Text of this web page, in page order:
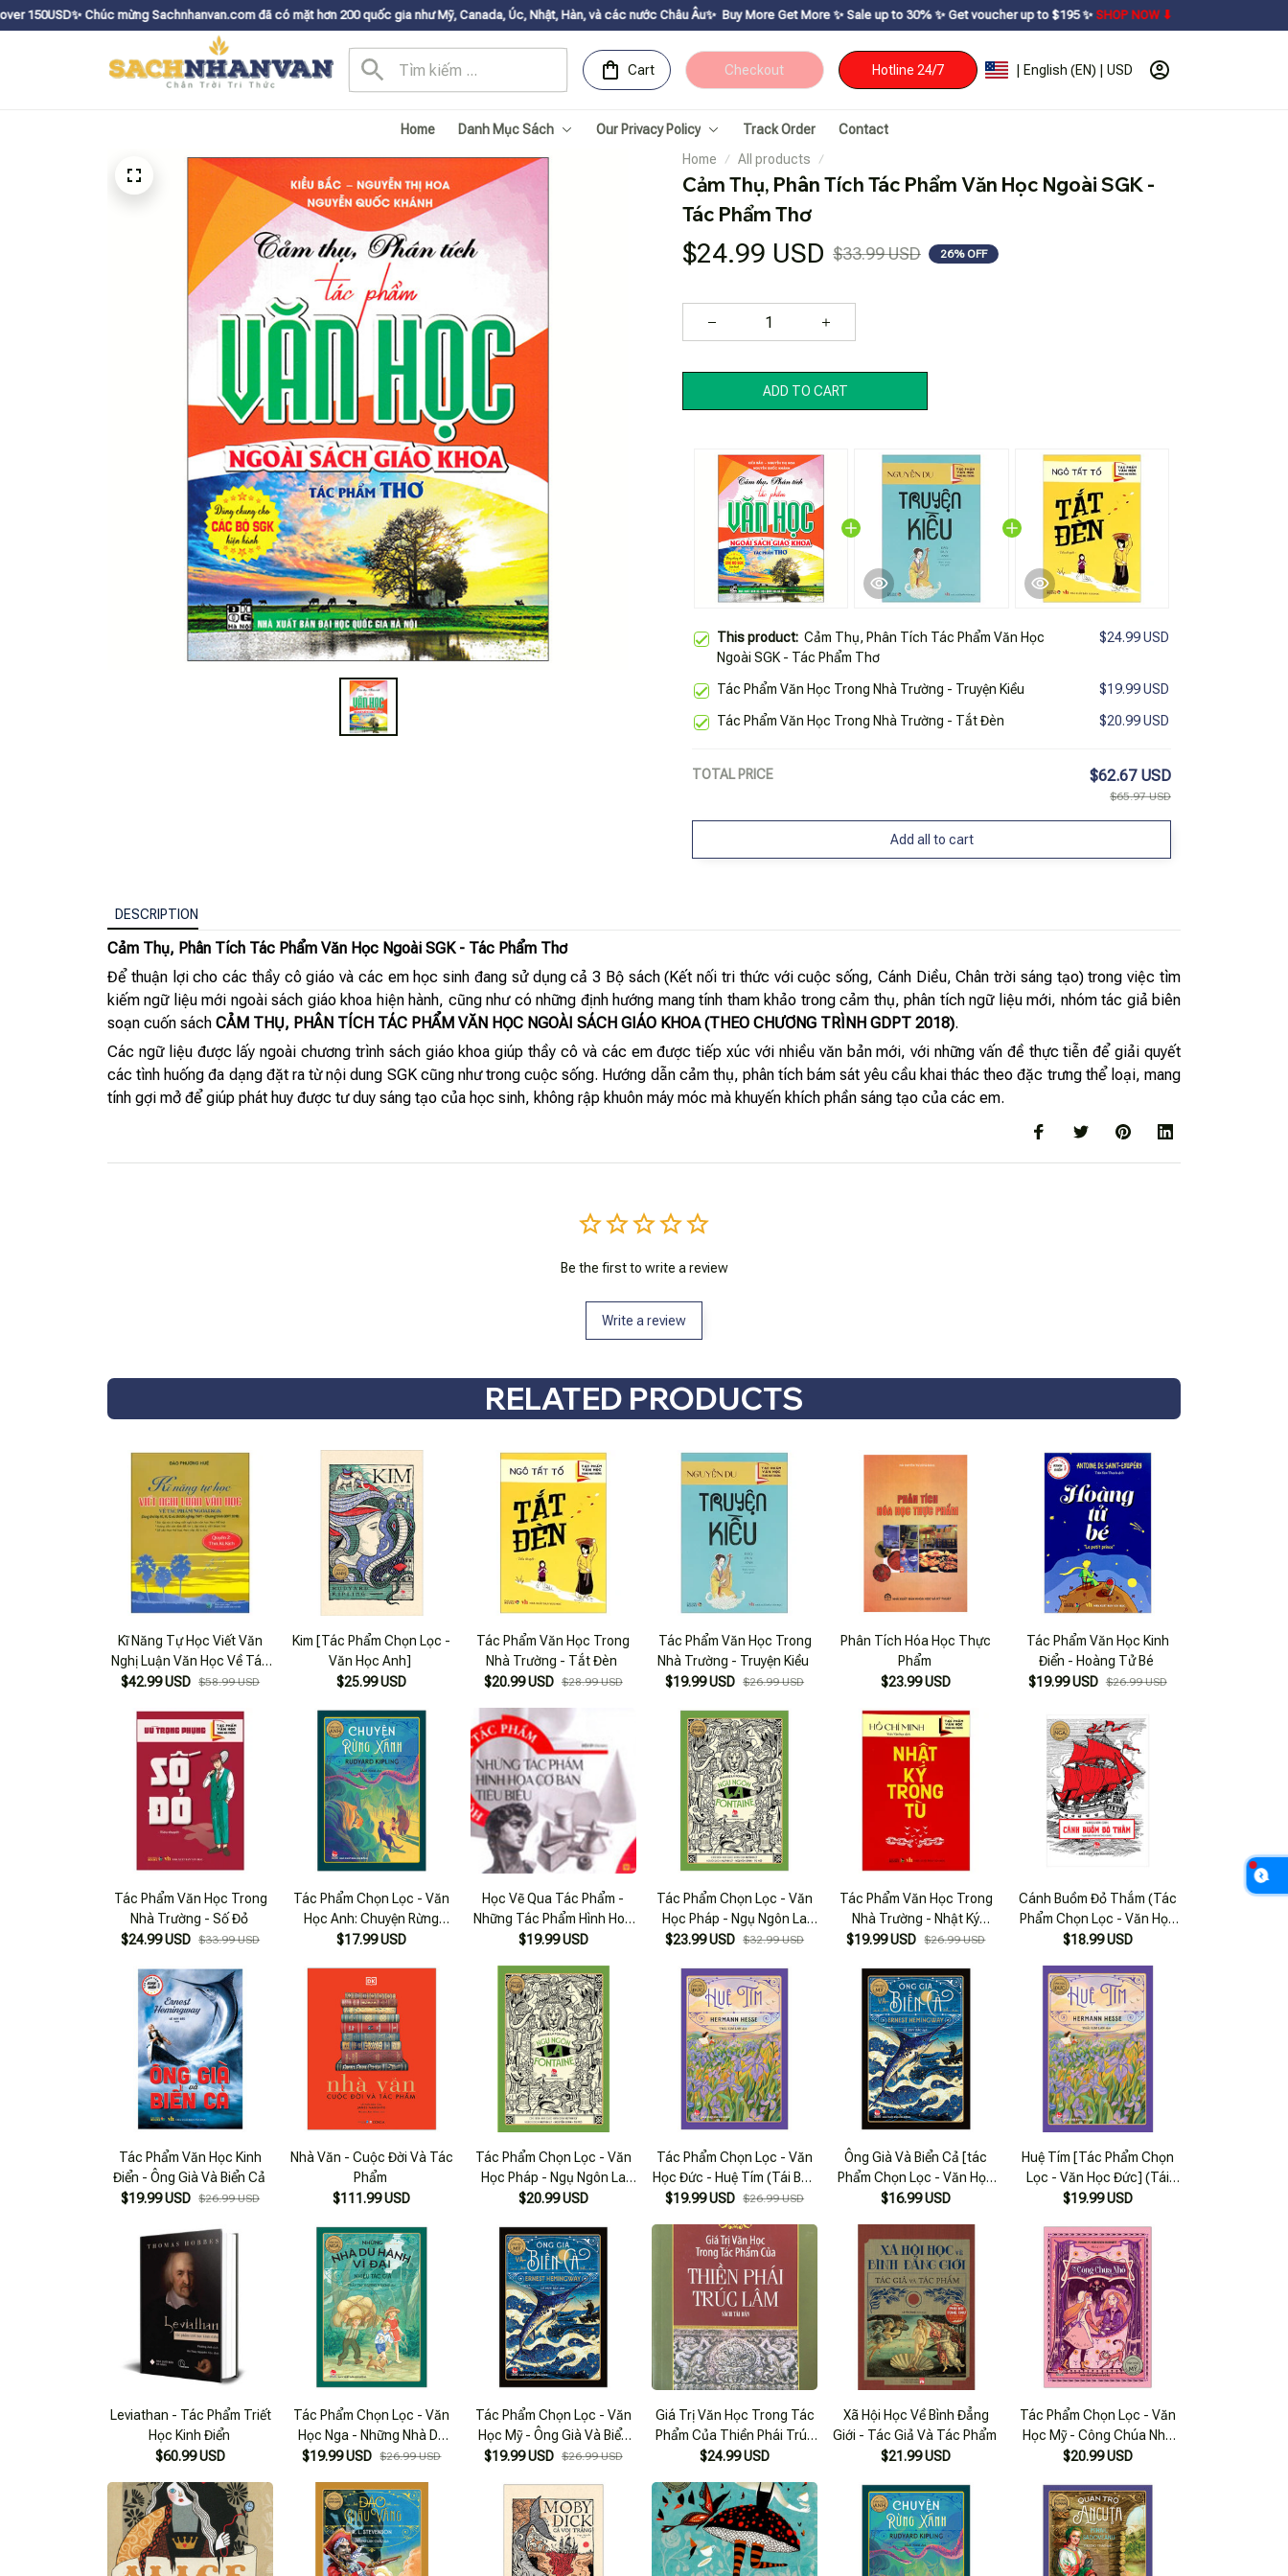
mừng Sachnhanvan.com đã có mặt hơn 200 quốc gia như Mỹ, Canada, Úc, Nhật, Hàn, và các nước Châu Âu✨ Buy More Get Moreㅤ ✨ㅤ Sale up to 30% ㅤ✨ㅤ Get voucher up to $195ㅤ ✨ㅤSHOP NOW ⬇
Cart Checkout Hotline 24/7 | English (EN) | USD
Home Danh Mục Sách Our Privacy Policy Track Order
Contact
Home
All products
Cảm Thụ, Phân Tích Tác Phẩm Văn Học Ngoài SGK -
Tác Phẩm Thơ
$24.99 USD $33.99 USD 26% OFF
ADD TO CART
This product: Cảm Thụ, Phân Tích Tác Phẩm Văn Học
Ngoài SGK - Tác Phẩm Thơ
$24.99 USD
Tác Phẩm Văn Học Trong Nhà Trường - Truyện Kiều $19.99 USD
Tác Phẩm Văn Học Trong Nhà Trường - Tắt Đèn $20.99 USD
TOTAL PRICE $62.67 USD
$65.97 USD
Add all to cart
DESCRIPTION
Cảm Thụ, Phân Tích Tác Phẩm Văn Học Ngoài SGK - Tác Phẩm Thơ
Để thuận lợi cho các thầy cô giáo và các em học sinh đang sử dụng cả 3 Bộ sách (Kết nối tri thức với cuộc sống, Cánh Diều, Chân trời sáng tạo) trong việc tìm
kiếm ngữ liệu mới ngoài sách giáo khoa hiện hành, cũng như có những định hướng mang tính tham khảo trong cảm thụ, phân tích ngữ liệu mới, nhóm tác giả biên
soạn cuốn sách CẢM THỤ, PHÂN TÍCH TÁC PHẨM VĂN HỌC NGOÀI SÁCH GIÁO KHOA (THEO CHƯƠNG TRÌNH GDPT 2018).
Các ngữ liệu được lấy ngoài chương trình sách giáo khoa giúp thầy cô và các em được tiếp xúc với nhiều văn bản mới, với những vấn đề thực tiễn để giải quyết
các tình huống đa dạng đặt ra từ nội dung SGK cũng như trong cuộc sống. Hướng dẫn cảm thụ, phân tích bám sát yêu cầu khai thác theo đặc trưng thể loại, mang
tính gợi mở để giúp phát huy được tư duy sáng tạo của học sinh, không rập khuôn máy móc mà khuyến khích phần sáng tạo của các em.
Be the first to write a review
Write a review
RELATED PRODUCTS
Kĩ Năng Tự Học Viết Văn
Nghị Luận Văn Học Về Tác
Phẩm Ngoài SGK - Quyển 2
$42.99 USD $58.99 USD
Kim [Tác Phẩm Chọn Lọc -
Văn Học Anh]
$25.99 USD
Tác Phẩm Văn Học Trong
Nhà Trường - Tắt Đèn
$20.99 USD $28.99 USD
Tác Phẩm Văn Học Trong
Nhà Trường - Truyện Kiều
$19.99 USD $26.99 USD
Phân Tích Hóa Học Thực
Phẩm
$23.99 USD
Tác Phẩm Văn Học Kinh
Điển - Hoàng Tử Bé
$19.99 USD $26.99 USD
Tác Phẩm Văn Học Trong
Nhà Trường - Số Đỏ
$24.99 USD $33.99 USD
Tác Phẩm Chọn Lọc - Văn
Học Anh: Chuyện Rừng
Xanh
$17.99 USD
Học Vẽ Qua Tác Phẩm -
Những Tác Phẩm Hình Hoạ
Cơ Bản Tiêu Biểu
$19.99 USD
Tác Phẩm Chọn Lọc - Văn
Học Pháp - Ngụ Ngôn La
Fontaine
$23.99 USD $32.99 USD
Tác Phẩm Văn Học Trong
Nhà Trường - Nhật Ký
Trong Tù
$19.99 USD $26.99 USD
Cánh Buồm Đỏ Thắm (Tác
Phẩm Chọn Lọc - Văn Học
Nga)
$18.99 USD
Tác Phẩm Văn Học Kinh
Điển - Ông Già Và Biển Cả
$19.99 USD $26.99 USD
Nhà Văn - Cuộc Đời Và Tác
Phẩm
$111.99 USD
Tác Phẩm Chọn Lọc - Văn
Học Pháp - Ngụ Ngôn La
Fontaine
$20.99 USD
Tác Phẩm Chọn Lọc - Văn
Học Đức - Huệ Tím (Tái Bản
2022)
$19.99 USD $26.99 USD
Ông Già Và Biển Cả [tác
Phẩm Chọn Lọc - Văn Học
Mỹ]
$16.99 USD
Huệ Tím [Tác Phẩm Chọn
Lọc - Văn Học Đức] (Tái
Bản 2022)
$19.99 USD
Leviathan - Tác Phẩm Triết
Học Kinh Điển
$60.99 USD
Tác Phẩm Chọn Lọc - Văn
Học Nga - Những Nhà Du
Hành Vĩ Đại
$19.99 USD $26.99 USD
Tác Phẩm Chọn Lọc - Văn
Học Mỹ - Ông Già Và Biển
Cả
$19.99 USD $26.99 USD
Giá Trị Văn Học Trong Tác
Phẩm Của Thiền Phái Trúc
Lâm
$24.99 USD
Xã Hội Học Về Bình Đẳng
Giới - Tác Giả Và Tác Phẩm
$21.99 USD
Tác Phẩm Chọn Lọc - Văn
Học Mỹ - Công Chúa Nhỏ
(tái Bản 2022)
$20.99 USD